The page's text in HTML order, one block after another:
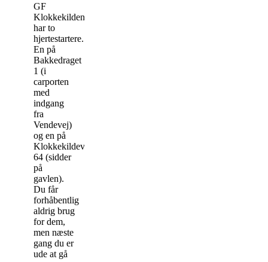
GF
Klokkekilden
har to
hjertestartere.
En på
Bakkedraget
1 (i
carporten
med
indgang
fra
Vendevej)
og en på
Klokkekildevej
64 (sidder
på
gavlen).
Du får
forhåbentlig
aldrig brug
for dem,
men næste
gang du er
ude at gå